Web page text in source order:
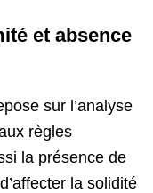
et absence
sur l’analyse
règles
la présence de
la solidité